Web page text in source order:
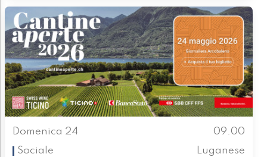
Domenica 24
09.00
Sociale
Luganese